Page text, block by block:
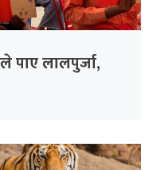
पाए लालपुर्जा,